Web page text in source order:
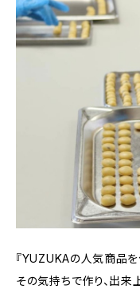
『YUZUKAの人気商品を
その気持ちで作り、出